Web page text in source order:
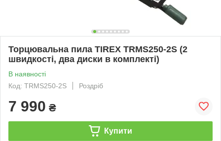
Торцювальна пила TIREX TRMS250-2S (2
швидкості, два диски в комплекті)
В наявності
Код: TRMS250-2S
Роздріб
7 990 ₴
Купити